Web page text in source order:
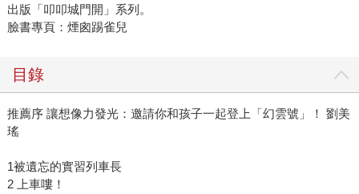
出版「叩叩城門開」系列。
臉書專頁：煙囪踢雀兒
目錄
推薦序 讓想像力發光：邀請你和孩子一起登上「幻雲號」！ 劉美
瑤
1被遺忘的實習列車長
2 上車嘍！